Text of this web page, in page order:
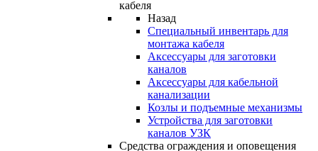
кабеля
Назад
Специальный инвентарь для
монтажа кабеля
Аксессуары для заготовки
каналов
Аксессуары для кабельной
канализации
Козлы и подъемные механизмы
Устройства для заготовки
каналов УЗК
Средства ограждения и оповещения